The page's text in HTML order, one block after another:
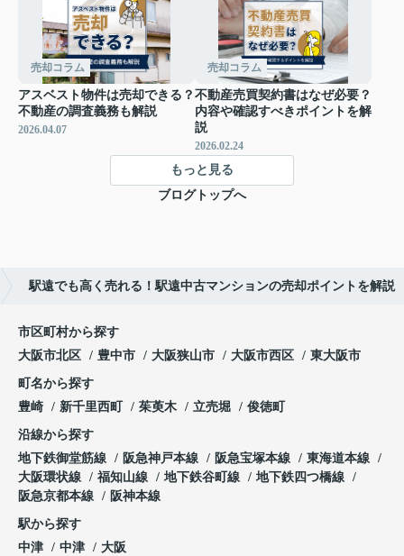
売却コラム
アスベスト物件は売却できる？
不動産の調査義務も解説
2026.04.07
売却コラム
不動産売買契約書はなぜ必要？
内容や確認すべきポイントを解
説
2026.02.24
もっと見る
ブログトップへ
駅遠でも高く売れる！駅遠中古マンションの売却ポイントを解説
市区町村から探す
大阪市北区
豊中市 大阪狭山市 大阪市西区 東大阪市
町名から探す
豊崎
新千里西町 茱萸木 立売堀 俊徳町
沿線から探す
地下鉄御堂筋線
阪急神戸本線 阪急宝塚本線
東海道本線
大阪環状線
福知山線 地下鉄谷町線
地下鉄四つ橋線
阪急京都本線
阪神本線
駅から探す
中津
中津 大阪